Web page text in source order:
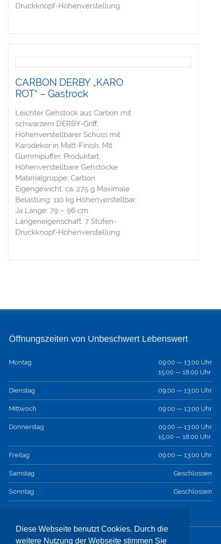
Diese Webseite benutzt Cookies. Durch die
weitere Nutzung der Webseite stimmen Sie
Druckknopf-Höhenverstellung
CARBON DERBY „KARO
ROT“ – Gastrock
Leichter Gehstock aus Carbon mit
schwarzem DERBY-Griff.
Höhenverstellbarer Schuss mit
Karodekor in Matt-Finish. Mit
Gummipuffer. Produktart:
Höhenverstellbare Gehstöcke
Materialgruppe: Carbon
Eigengewicht: ca. 275 g Maximale
Belastung: 110 kg Höhenverstellbar:
Ja Länge: 79 – 96 cm
Längeneigenschaft: 7 Stufen-
Druckknopf-Höhenverstellung
Öffnungszeiten von Unbeschwert Lebenswert
Montag
09:00 — 13:00 Uhr
15:00 — 18:00 Uhr
Dienstag 09:00 — 13:00 Uhr
Mittwoch 09:00 — 13:00 Uhr
Donnerstag
09:00 — 13:00 Uhr
15:00 — 18:00 Uhr
Freitag 09:00 — 13:00 Uhr
Samstag Geschlossen
Sonntag Geschlossen